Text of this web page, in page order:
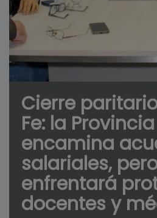
Cierre
Fe: la Provincia
encamina
salariales,
enfrentará
docentes y